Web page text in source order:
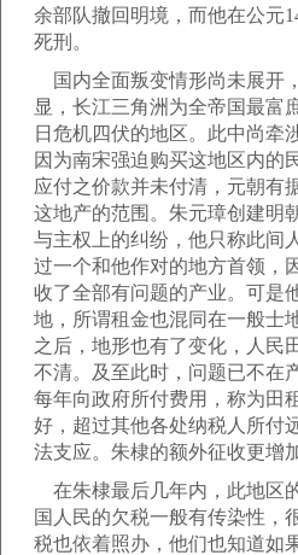
余部队撤回明境，而他在公元
死刑。
国内全面叛变情形尚未展开
显，长江三角洲为全帝国最富
日危机四伏的地区。此中尚牵
因为南宋强迫购买这地区内的
应付之价款并未付清，元朝有
这地产的范围。朱元璋创建明
与主权上的纠纷，他只称此间
过一个和他作对的地方首领，
收了全部有问题的产业。可是
地，所谓租金也混同在一般士
之后，地形也有了变化，人民
不清。及至此时，问题已不在
每年向政府所付费用，称为田
好，超过其他各处纳税人所付
法支应。朱棣的额外征收更增
在朱棣最后几年内，此地区
国人民的欠税一般有传染性，
税也依着照办，他们也知道如